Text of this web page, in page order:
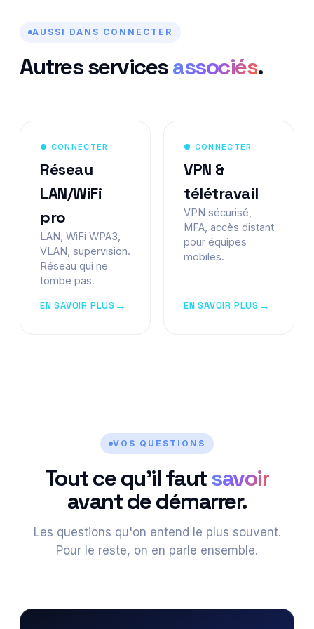
AUSSI DANS CONNECTER
Autres servicesassociés.
● CONNECTER
Réseau
LAN/WiFi
pro
LAN, WiFi WPA3,
VLAN, supervision.
Réseau qui ne
tombe pas.
EN SAVOIR PLUS
● CONNECTER
VPN &
télétravail
VPN sécurisé,
MFA, accès distant
pour équipes
mobiles.
EN SAVOIR PLUS
VOS QUESTIONS
Tout ce qu'il fautsavoir
avant de démarrer.
Les questions qu'on entend le plus souvent.
Pour le reste, on en parle ensemble.